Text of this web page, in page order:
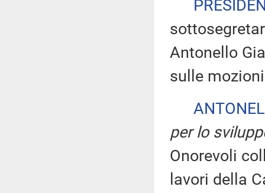
Antonello
sulle
per lo
Onorevoli
lavori della